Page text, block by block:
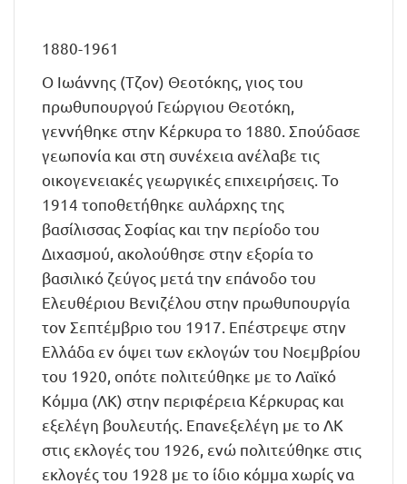
1880-1961
Ο Ιωάννης (Τζον) Θεοτόκης, γιος του
πρωθυπουργού Γεώργιου Θεοτόκη,
γεννήθηκε στην Κέρκυρα το 1880. Σπούδασε
γεωπονία και στη συνέχεια ανέλαβε τις
οικογενειακές γεωργικές επιχειρήσεις. Το
1914 τοποθετήθηκε αυλάρχης της
βασίλισσας Σοφίας και την περίοδο του
Διχασμού, ακολούθησε στην εξορία το
βασιλικό ζεύγος μετά την επάνοδο του
Ελευθέριου Βενιζέλου στην πρωθυπουργία
τον Σεπτέμβριο του 1917. Επέστρεψε στην
Ελλάδα εν όψει των εκλογών του Νοεμβρίου
του 1920, οπότε πολιτεύθηκε με το Λαϊκό
Κόμμα (ΛΚ) στην περιφέρεια Κέρκυρας και
εξελέγη βουλευτής. Επανεξελέγη με το ΛΚ
στις εκλογές του 1926, ενώ πολιτεύθηκε στις
εκλογές του 1928 με το ίδιο κόμμα χωρίς να